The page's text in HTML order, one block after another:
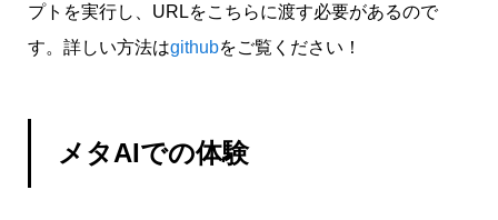
プトを実行し、URLをこちらに渡す必要があるので
す。詳しい方法はgithubをご覧ください！
メタAIでの体験